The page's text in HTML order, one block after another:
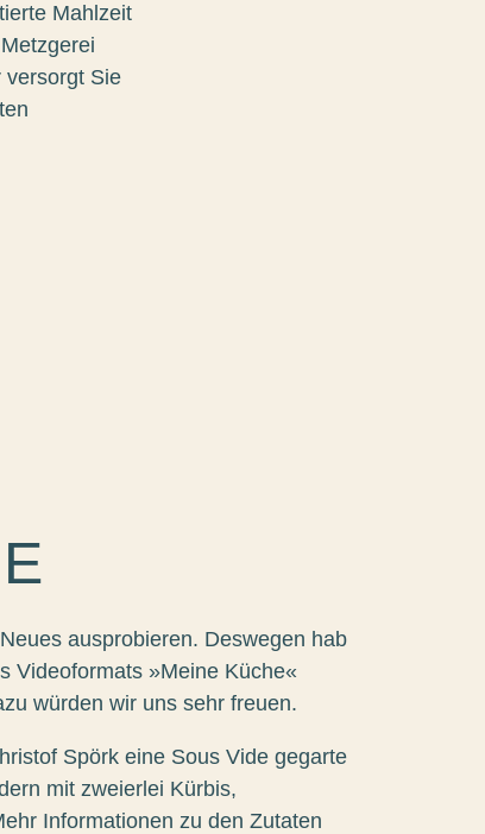
Mahlzeit
versorgt Sie
ausprobieren. Deswegen hab
Videoformats »Meine Küche«
würden wir uns sehr freuen.
Spörk eine Sous Vide gegarte
mit zweierlei Kürbis,
Informationen zu den Zutaten